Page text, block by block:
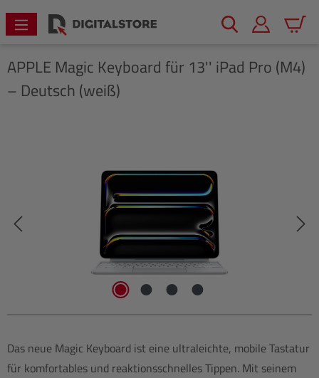
springen
APPLE Magic Keyboard für 13'' iPad Pro (M4)
– Deutsch (weiß)
Das neue Magic Keyboard ist eine ultraleichte, mobile Tastatur
für komfortables und reaktionsschnelles Tippen. Mit seinem